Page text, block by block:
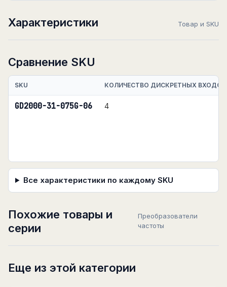
Характеристики Товар и SKU
Сравнение SKU
SKU КОЛИЧЕСТВО ДИСКРЕТНЫХ ВХОДОВ
GD2000-31-075G-06 4
Все характеристики по каждому SKU
Похожие товары и
серии
Преобразователи
частоты
Еще из этой категории